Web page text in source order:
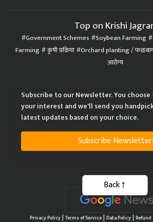
Top on Krishi
Government Schemes Soybean Farming
Farming कृषी प्रक्रिया Orchard planting /
आरोग्य
Subscribe to our Newsletter. You
your interest and we'll send you
latest updates based on your choice.
Subscribe
Privacy Policy| Terms of Service| Data Policy|
Back